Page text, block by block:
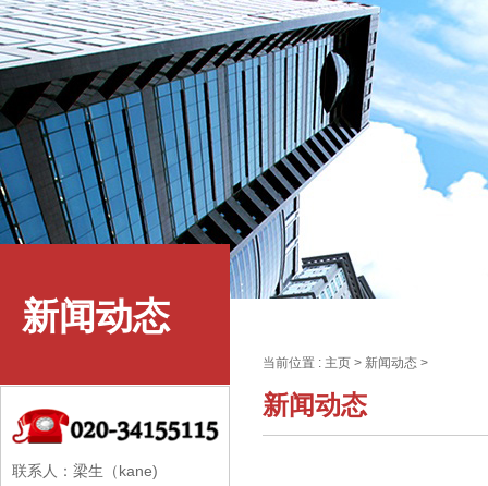
新闻动态
联系人：梁生（kane)
当前位置 : 主页 > 新闻动态 >
新闻动态